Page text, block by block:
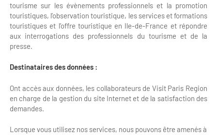
tourisme sur les évènements professionnels et la promotion
touristiques, l’observation touristique, les services et formations
touristiques et l’offre touristique en Ile-de-France et répondre
aux interrogations des professionnels du tourisme et de la
presse.
Destinataires des données :
Ont accès aux données, les collaborateurs de Visit Paris Region
en charge de la gestion du site Internet et de la satisfaction des
demandes.
Lorsque vous utilisez nos services, nous pouvons être amenés à